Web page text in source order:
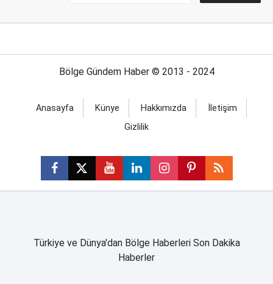
Bölge Gündem Haber © 2013 - 2024
Anasayfa Künye Hakkımızda
İletişim
Gizlilik
Türkiye ve Dünya'dan Bölge Haberleri Son Dakika
Haberler